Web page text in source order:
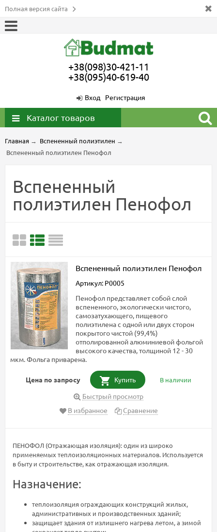
Полная версия сайта
+38(098)30-421-11
+38(095)40-619-40
Вход Регистрация
Каталог товаров
Главная → Вспененный полиэтилен →
Вспененный полиэтилен Пенофол
Вспененный
полиэтилен Пенофол
Вспененный полиэтилен Пенофол
Артикул: P0005
Пенофол представляет собой слой
вспененного, экологически чистого,
самозатухающего, пищевого
полиэтилена с одной или двух сторон
покрытого чистой (99,4%)
отполированной алюминиевой фольгой
высокого качества, толщиной 12 - 30
мкм. Фольга приварена.
Цена по запросу Купить В наличии
Быстрый просмотр
В избранное
Сравнение
ПЕНОФОЛ (Отражающая изоляция):один из широко
применяемых теплоизоляционных материалов. Используется
в быту и строительстве, как отражающая изоляция.
Назначение:
теплоизоляция ограждающих конструкций жилых,
административных и производственных зданий;
защищает здания от излишнего нагрева летом, а зимой